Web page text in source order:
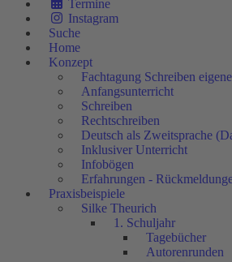
Termine
Instagram
Suche
Home
Konzept
Fachtagung Schreiben
Anfangsunterricht
Schreiben
Rechtschreiben
Deutsch als Zweitsprache
Inklusiver Unterricht
Infobögen
Erfahrungen -
Praxisbeispiele
Silke Theurich
1. Schuljahr
Tagebücher
Autorenrunden